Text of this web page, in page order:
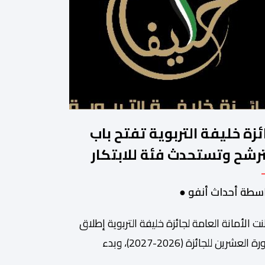
خليفة التربوية تفتح باب
وتستحدث فئة للابتكار
الاصطناعي
أحداث أنفو ●
الأمانة العامة لجائزة خليفة التربوية إطلاق
الدورة العشرين للجائزة (2026-2027)، وبدء